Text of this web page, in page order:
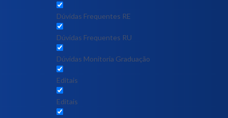
Dúvidas Frequentes RE
Dúvidas Frequentes RU
Dúvidas Monitoria Graduação
Editais
Editais